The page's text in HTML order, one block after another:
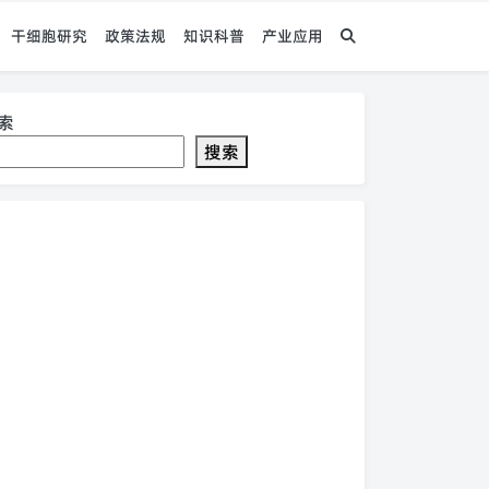
干细胞研究 政策法规 知识科普 产业应用
搜索